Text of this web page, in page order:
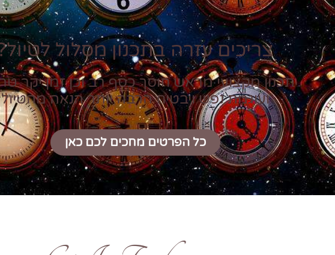
צריכים עזרה בתכנון מסלול
תכנון מקצועי מראש חוסך כסף רב וכן זמן יקר
ועוגמת נפש ויבטיח הרבה יותר הנאה מהטיול
כל הפרטים מחכים לכם כאן